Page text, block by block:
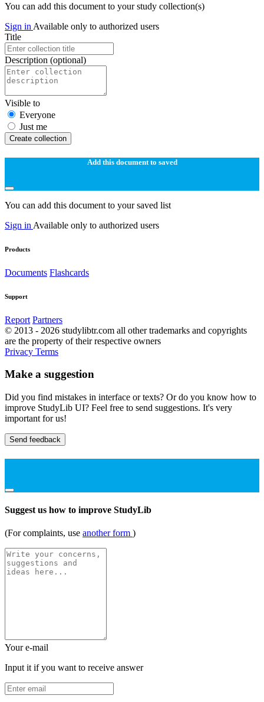
You can add this document to your study collection(s)
Sign in Available only to authorized users
Title
Description (optional)
Visible to
Everyone
Just me
Create collection
Add this document to saved
You can add this document to your saved list
Sign in Available only to authorized users
Products
Documents Flashcards
Support
Report Partners
© 2013 - 2026 studylibtr.com all other trademarks and copyrights
are the property of their respective owners
Privacy Terms
Make a suggestion
Did you find mistakes in interface or texts? Or do you know how to
improve StudyLib UI? Feel free to send suggestions. It's very
important for us!
Send feedback
Suggest us how to improve StudyLib
(For complaints, use another form )
Your e-mail
Input it if you want to receive answer